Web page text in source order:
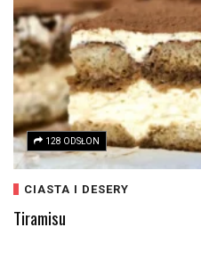
128 ODSŁON
CIASTA I DESERY
Tiramisu